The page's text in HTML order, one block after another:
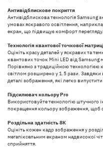
Антивідблискове покриття
Антивідблискова технологія
умовах яскравого освітлення,
екран, що підвищує комфорт перегляду.
Технологія квантової точкової
Оцініть красу деталей у яскравих та
квантових точок Mini LED від Samsung
Порівняно з традиційною технологією
світлом розширено у 1.5 рази. Завдяки
деталі зображення, які легко випустити
Підсилювач кольору Pro
Використовуйте технологію штучного
покращення кольору зображення, щоб
Роздільна здатність 8К
Оцініть кожен кадр зображення у
мегапіксельним екраном надвисокої
сприйняття.